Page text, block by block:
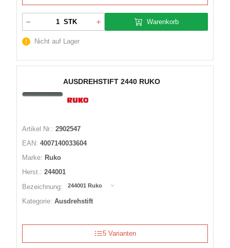
STK Warenkorb
Nicht auf Lager
AUSDREHSTIFT 2440 RUKO
Artikel Nr.: 2902547
EAN: 4007140033604
Marke: Ruko
Herst.: 244001
Bezeichnung:
244001 Ruko
Kategorie: Ausdrehstift
5 Varianten